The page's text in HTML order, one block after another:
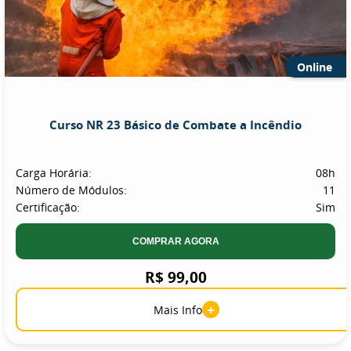
Online
Curso NR 23 Básico de Combate a Incêndio
Carga Horária:
08h
Número de Módulos:
11
Certificação:
Sim
COMPRAR AGORA
R$ 99,00
Mais Info +